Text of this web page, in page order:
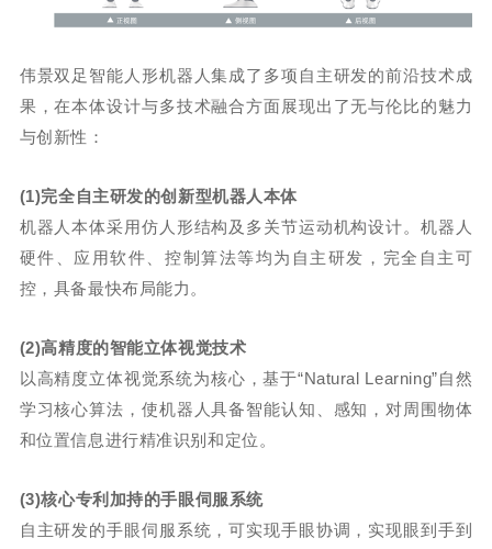
伟景双足智能人形机器人集成了多项自主研发的前沿技术成
果，在本体设计与多技术融合方面展现出了无与伦比的魅力
与创新性：
(1)完全自主研发的创新型机器人本体
机器人本体采用仿人形结构及多关节运动机构设计。机器人
硬件、应用软件、控制算法等均为自主研发，完全自主可
控，具备最快布局能力。
(2)高精度的智能立体视觉技术
以高精度立体视觉系统为核心，基于“Natural Learning”自然
学习核心算法，使机器人具备智能认知、感知，对周围物体
和位置信息进行精准识别和定位。
(3)核心专利加持的手眼伺服系统
自主研发的手眼伺服系统，可实现手眼协调，实现眼到手到